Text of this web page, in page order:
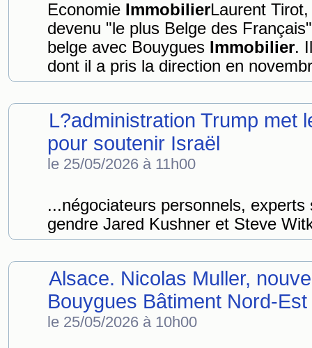
Economie ImmobilierLaurent
devenu "le plus Belge des
belge avec Bouygues Immobilier.
dont il a pris la direction en
L?administration Trump met
pour soutenir Israël
le 25/05/2026 à 11h00
...négociateurs personnels,
gendre Jared Kushner et Steve
Alsace. Nicolas Muller,
Bouygues Bâtiment Nord-Est
le 25/05/2026 à 10h00